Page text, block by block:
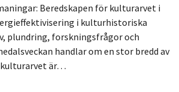
Beredskapen för kulturarvet i
i kulturhistoriska
plundring, forskningsfrågor och
handlar om en stor bredd av
är…